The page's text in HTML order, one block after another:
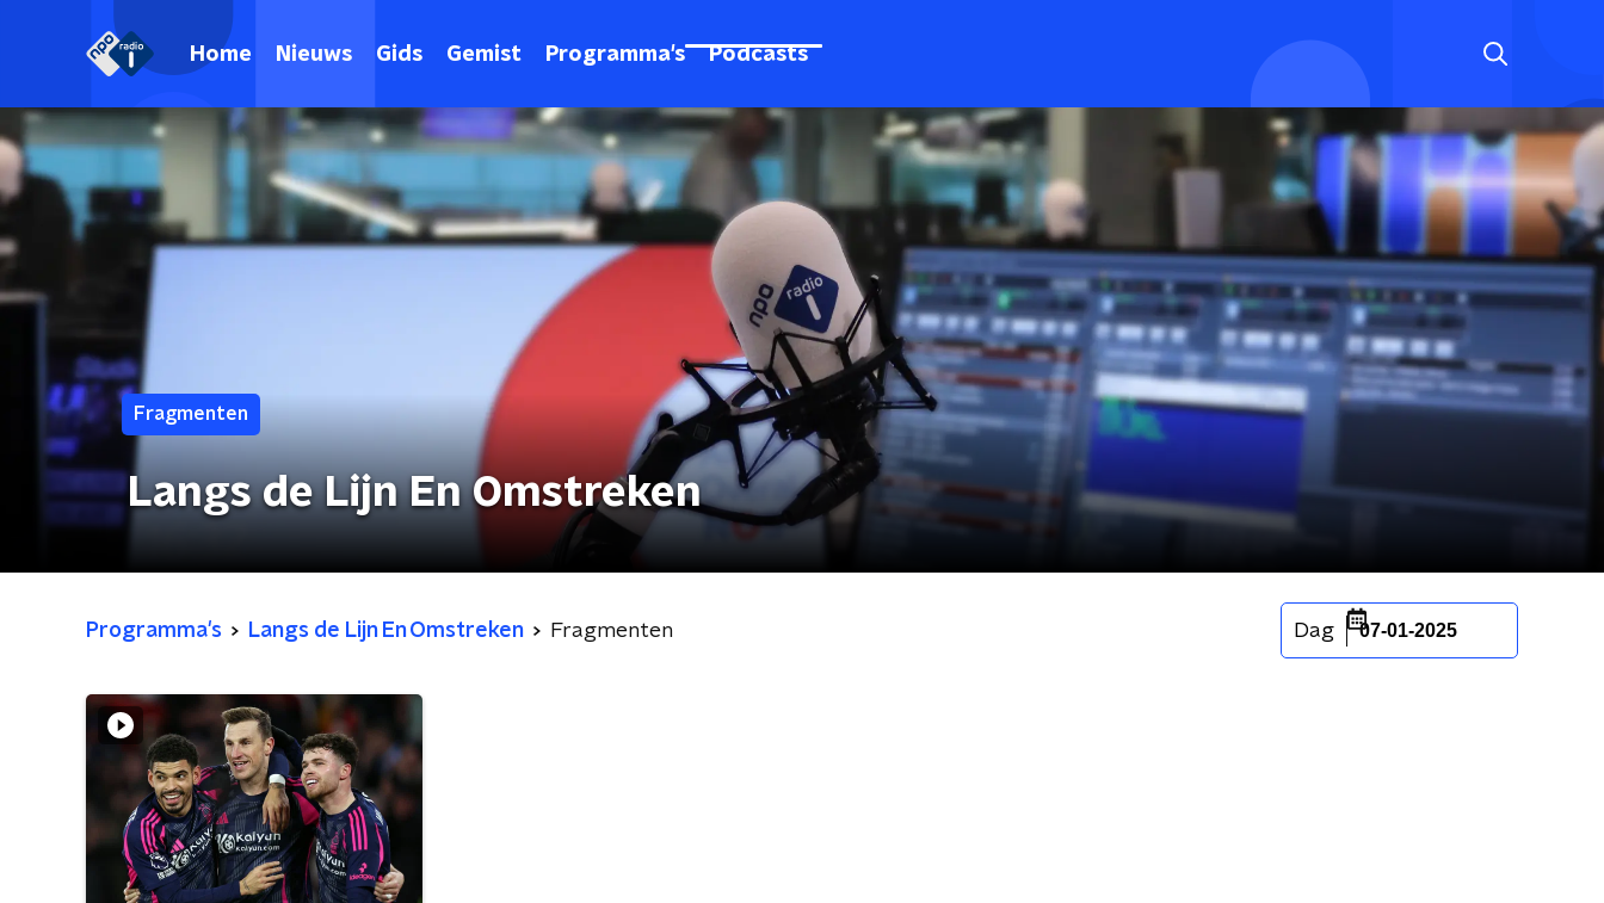
Home Nieuws Gids Gemist Programma's Podcasts
Fragmenten
Langs de Lijn En Omstreken
Programma's Langs de Lijn En Omstreken Fragmenten Dag 07-01-2025